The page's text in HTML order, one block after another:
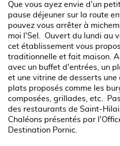
Que vous ayez envie d'un
pause déjeuner sur la route
pouvez vous arrêter à
moi l'Sel. Ouvert du lundi au
cet établissement vous
traditionnelle et fait maison.
avec un buffet d'entrées, un
et une vitrine de desserts
plats proposés comme les
composées, grillades, etc.
des restaurants de Saint-
Chaléons présentés par
Destination Pornic.